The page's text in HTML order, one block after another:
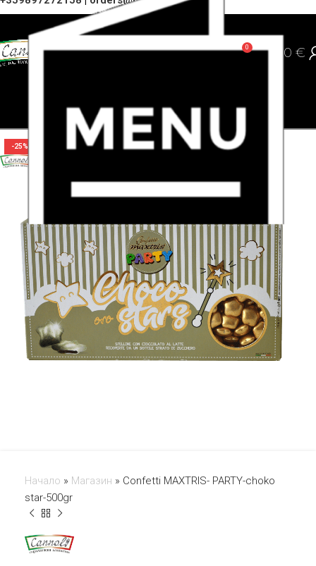
0 0,00 €
-25%
Начало » Магазин » Confetti MAXTRIS- PARTY-choko
star-500gr